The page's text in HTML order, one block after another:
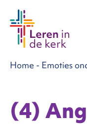
Home - Emoties
(4)